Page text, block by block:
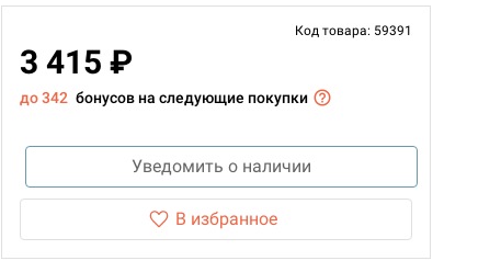
Код товара: 59391
3 415 ₽
до 342 бонусов на следующие покупки
Уведомить о наличии
В избранное